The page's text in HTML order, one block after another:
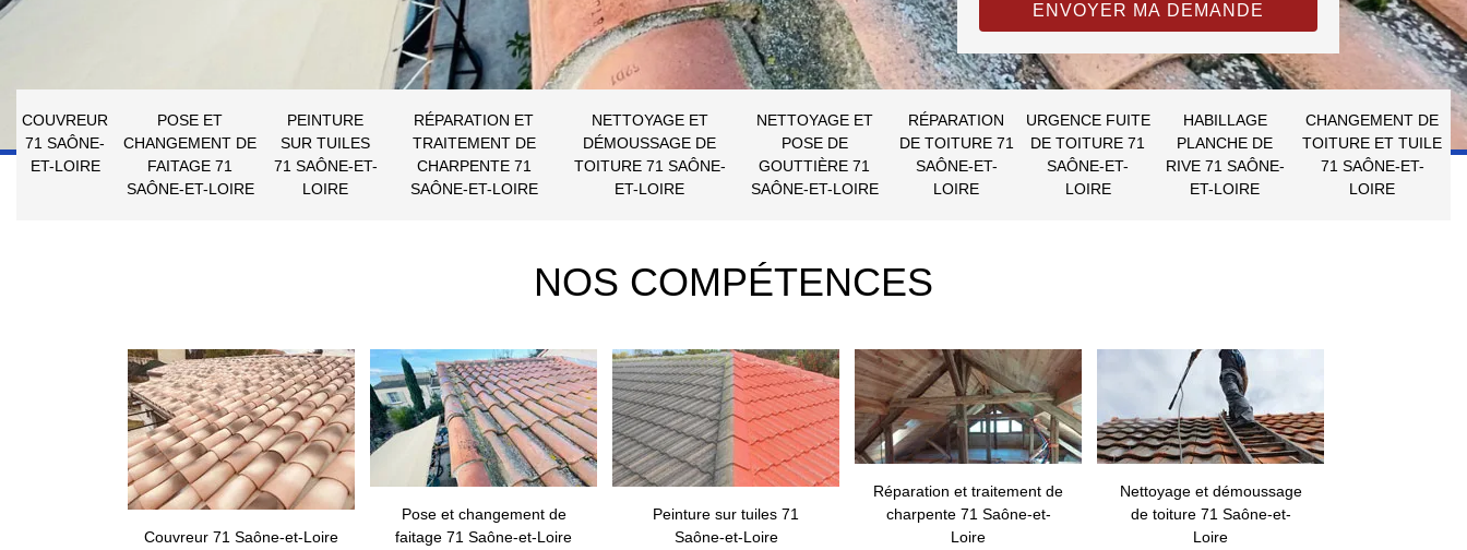
COUVREUR
71 SAÔNE-
ET-LOIRE
POSE ET
CHANGEMENT DE
FAITAGE 71
SAÔNE-ET-LOIRE
PEINTURE
SUR TUILES
71 SAÔNE-ET-
LOIRE
RÉPARATION ET
TRAITEMENT DE
CHARPENTE 71
SAÔNE-ET-LOIRE
NETTOYAGE ET
DÉMOUSSAGE DE
TOITURE 71 SAÔNE-
ET-LOIRE
NETTOYAGE ET
POSE DE
GOUTTIÈRE 71
SAÔNE-ET-LOIRE
RÉPARATION
DE TOITURE 71
SAÔNE-ET-
LOIRE
URGENCE FUITE
DE TOITURE 71
SAÔNE-ET-
LOIRE
HABILLAGE
PLANCHE DE
RIVE 71 SAÔNE-
ET-LOIRE
CHANGEMENT DE
TOITURE ET TUILE
71 SAÔNE-ET-
LOIRE
NOS COMPÉTENCES
Couvreur 71 Saône-et-Loire
Pose et changement de
faitage 71 Saône-et-Loire
Peinture sur tuiles 71
Saône-et-Loire
Réparation et traitement de
charpente 71 Saône-et-
Loire
Nettoyage et démoussage
de toiture 71 Saône-et-
Loire